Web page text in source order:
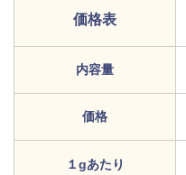
価格表
内容量
価格
１gあたり